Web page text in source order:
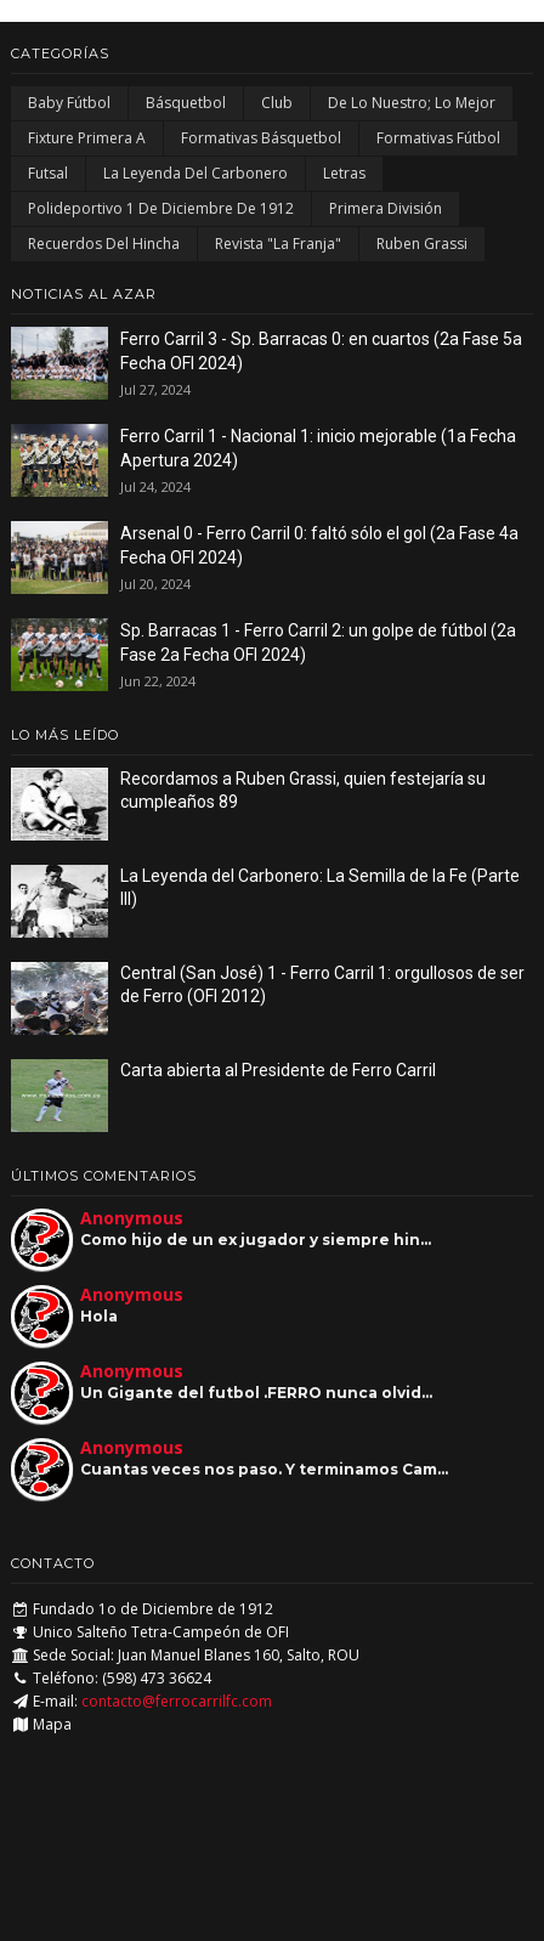
CATEGORÍAS
Baby Fútbol Básquetbol Club
De Lo Nuestro; Lo Mejor
Fixture Primera A
Formativas Básquetbol
Formativas Fútbol
Futsal
La Leyenda Del Carbonero
Letras
Polideportivo 1 De Diciembre De 1912
Primera División
Recuerdos Del Hincha
Revista "La Franja" Ruben Grassi
NOTICIAS AL AZAR
Ferro Carril 3 - Sp. Barracas 0: en cuartos (2a Fase 5a
Fecha OFI 2024)
Jul 27, 2024
Ferro Carril 1 - Nacional 1: inicio mejorable (1a Fecha
Apertura 2024)
Jul 24, 2024
Arsenal 0 - Ferro Carril 0: faltó sólo el gol (2a Fase 4a
Fecha OFI 2024)
Jul 20, 2024
Sp. Barracas 1 - Ferro Carril 2: un golpe de fútbol (2a
Fase 2a Fecha OFI 2024)
Jun 22, 2024
LO MÁS LEÍDO
Recordamos a Ruben Grassi, quien festejaría su
cumpleaños 89
La Leyenda del Carbonero: La Semilla de la Fe (Parte
III)
Central (San José) 1 - Ferro Carril 1: orgullosos de ser
de Ferro (OFI 2012)
Carta abierta al Presidente de Ferro Carril
ÚLTIMOS COMENTARIOS
Anonymous
Como hijo de un ex jugador y siempre hin…
Anonymous
Hola
Anonymous
Un Gigante del futbol .FERRO nunca olvid…
Anonymous
Cuantas veces nos paso. Y terminamos Cam…
CONTACTO
Fundado 1o de Diciembre de 1912
Unico Salteño Tetra-Campeón de OFI
Sede Social: Juan Manuel Blanes 160, Salto, ROU
Teléfono: (598) 473 36624
E-mail: contacto@ferrocarrilfc.com
Mapa